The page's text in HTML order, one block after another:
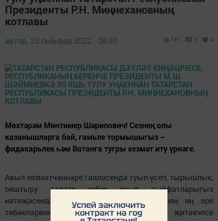
Президенты Р.Н. Миңнехановның
котлавы
автор, 20 гыйнвар 2022 - 08:00 751 0 0
Мөхтәрәм Минтимер Шәрипович! Сезнең олы
казанышларга бай, гамьле тормышыгыз –
фидакарьлек һәм Ватанга тугры хезмәт итү үрнәге.
Авыл хезмәтчәннәре гаиләсендә туып-үсеп, тырышлык,
оештыру сәләте кебек асыл сыйфатларыгыз
нәтиҗәсендә инженердан алып Россиянең иң эре
төбәкләреннән берсе булган республика җитәкчесе